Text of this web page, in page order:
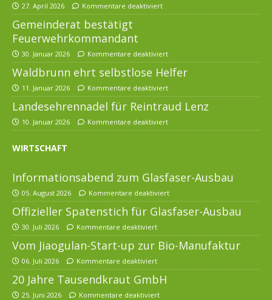
27. April 2026 Kommentare deaktiviert
Gemeinderat bestätigt
Feuerwehrkommandant
30. Januar 2026 Kommentare deaktiviert
Waldbrunn ehrt selbstlose Helfer
11. Januar 2026 Kommentare deaktiviert
Landesehrennadel für Reintraud Lenz
10. Januar 2026 Kommentare deaktiviert
WIRTSCHAFT
Informationsabend zum Glasfaser-Ausbau
05. August 2026 Kommentare deaktiviert
Offizieller Spatenstich für Glasfaser-Ausbau
30. Juli 2026 Kommentare deaktiviert
Vom Jiaogulan-Start-up zur Bio-Manufaktur
06. Juli 2026 Kommentare deaktiviert
20 Jahre Tausendkraut GmbH
25. Juni 2026 Kommentare deaktiviert